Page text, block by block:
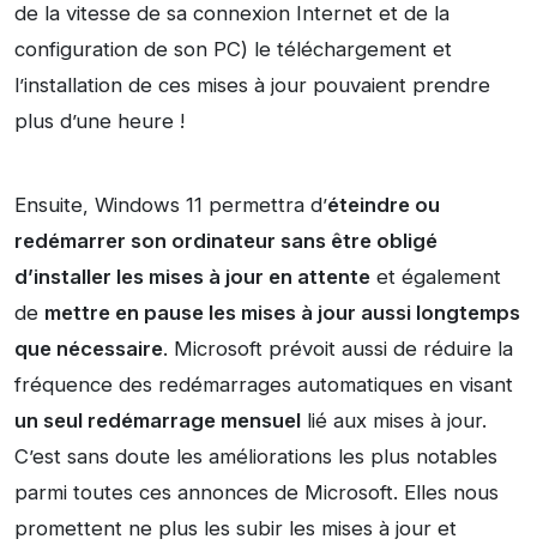
de la vitesse de sa connexion Internet et de la
configuration de son PC) le téléchargement et
l’installation de ces mises à jour pouvaient prendre
plus d’une heure !
Ensuite, Windows 11 permettra d’éteindre ou
redémarrer son ordinateur sans être obligé
d’installer les mises à jour en attente et également
de mettre en pause les mises à jour aussi longtemps
que nécessaire. Microsoft prévoit aussi de réduire la
fréquence des redémarrages automatiques en visant
un seul redémarrage mensuel lié aux mises à jour.
C’est sans doute les améliorations les plus notables
parmi toutes ces annonces de Microsoft. Elles nous
promettent ne plus les subir les mises à jour et